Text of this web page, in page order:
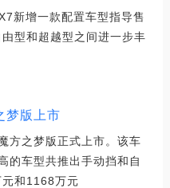
新增一款配置车型指导售
型和超越型之间进一步丰
梦版上市
方之梦版正式上市。该车
的车型共推出手动挡和自
和1168万元